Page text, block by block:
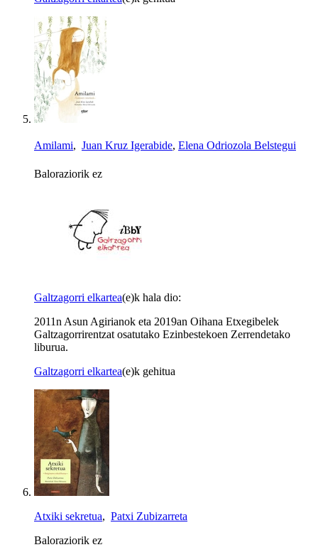
Amilami, Juan Kruz Igerabide, Elena Odriozola Belstegui
Baloraziorik ez
Galtzagorri elkartea(e)k hala dio:
2011n Asun Agirianok eta 2019an Oihana Etxegibelek
Galtzagorrirentzat osatutako Ezinbestekoen Zerrendetako
liburua.
Galtzagorri elkartea(e)k gehitua
Atxiki sekretua, Patxi Zubizarreta
Baloraziorik ez